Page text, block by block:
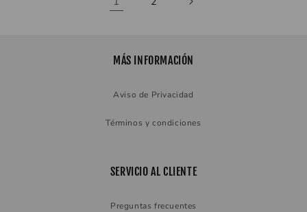
MÁS INFORMACIÓN
Aviso de Privacidad
Términos y condiciones
SERVICIO AL CLIENTE
Preguntas frecuentes